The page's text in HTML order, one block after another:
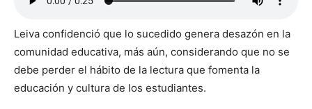
Leiva confidenció que lo sucedido genera desazón en la
comunidad educativa, más aún, considerando que no se
debe perder el hábito de la lectura que fomenta la
educación y cultura de los estudiantes.